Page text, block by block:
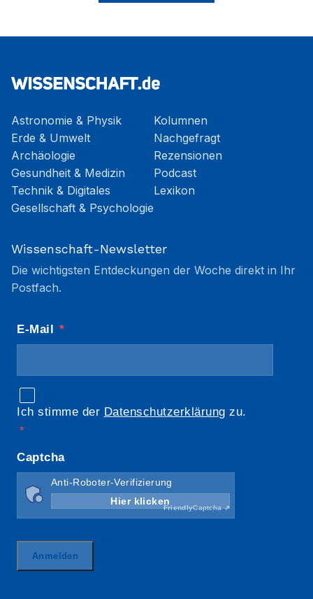
Astronomie & Physik
Erde & Umwelt
Archäologie
Gesundheit & Medizin
Technik & Digitales
Gesellschaft & Psychologie
Kolumnen
Nachgefragt
Rezensionen
Podcast
Lexikon
Wissenschaft-Newsletter
Die wichtigsten Entdeckungen der Woche direkt in Ihr
Postfach.